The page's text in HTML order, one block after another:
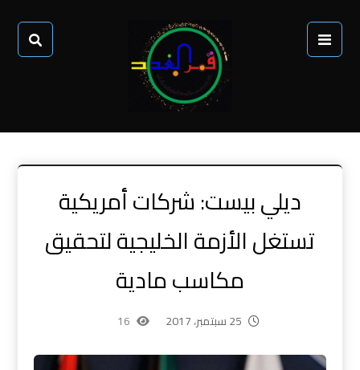
ديلي بيست: شركات أمريكية
تستغل الأزمة الخليجية لتحقيق
مكاسب مادية
25 سبتمبر، 2017 16